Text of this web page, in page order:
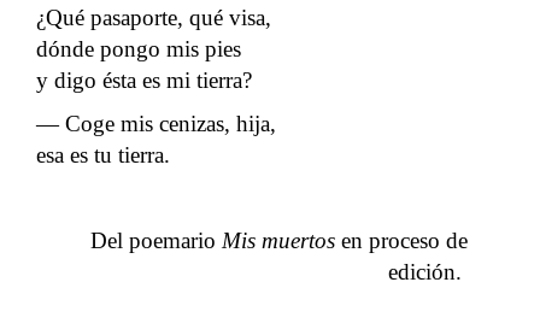
¿Qué pasaporte, qué visa,
dónde pongo mis pies
y digo ésta es mi tierra?
― Coge mis cenizas, hija,
esa es tu tierra.
Del poemario Mis muertos en proceso de
edición.